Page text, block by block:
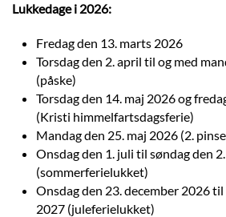
Lukkedage i 2026:
Fredag den 13. marts 2026
Torsdag den 2. april til og med
(påske)
Torsdag den 14. maj 2026 og
(Kristi himmelfartsdagsferie)
Mandag den 25. maj 2026 (2.
Onsdag den 1. juli til søndag den
(sommerferielukket)
Onsdag den 23. december 2026
2027 (juleferielukket)